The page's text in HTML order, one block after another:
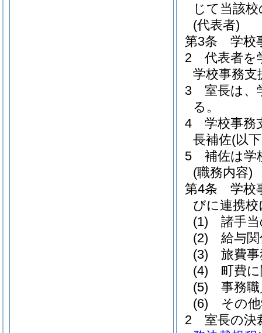
じて当該
(代表者)
第3条
学校
2
代表者を
学校事務支
3
室長は、
る。
4
学校事務
長補佐(以
5
補佐は学
(職務内容)
第4条
学校
びに連携
(1)
諸手
(2)
給与
(3)
旅費
(4)
町費
(5)
事務
(6)
その
2
室長の決